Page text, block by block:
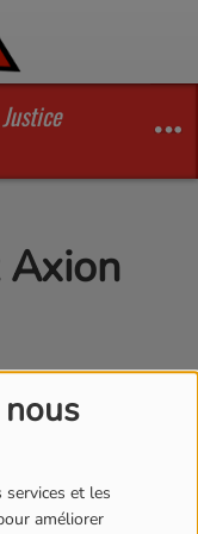
et les
améliorer
Axion